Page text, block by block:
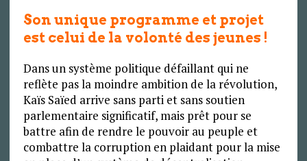
Son unique programme et projet
est celui de la volonté des jeunes !
Dans un système politique défaillant qui ne
reflète pas la moindre ambition de la révolution,
Kaïs Saïed arrive sans parti et sans soutien
parlementaire significatif, mais prêt pour se
battre afin de rendre le pouvoir au peuple et
combattre la corruption en plaidant pour la mise